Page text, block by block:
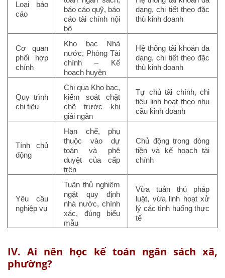
Loại báo
cáo
báo cáo quỹ, báo
cáo tài chính nội
bộ
dạng, chi tiết theo đặc
thù kinh doanh
Cơ quan
phối hợp
chính
Kho bạc Nhà
nước, Phòng Tài
chính – Kế
hoạch huyện
Hệ thống tài khoản đa
dạng, chi tiết theo đặc
thù kinh doanh
Quy trình
chi tiêu
Chi qua Kho bạc,
kiểm soát chặt
chẽ trước khi
giải ngân
Tự chủ tài chính, chi
tiêu linh hoạt theo nhu
cầu kinh doanh
Tính chủ
động
Hạn chế, phụ
thuộc vào dự
toán và phê
duyệt của cấp
trên
Chủ động trong dòng
tiền và kế hoạch tài
chính
Yêu cầu
nghiệp vụ
Tuân thủ nghiêm
ngặt quy định
nhà nước, chính
xác, đúng biểu
mẫu
Vừa tuân thủ pháp
luật, vừa linh hoạt xử
lý các tình huống thực
tế
IV. Ai nên học kế toán ngân sách xã,
phường?